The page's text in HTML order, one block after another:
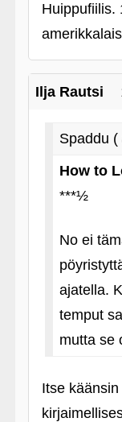
Huippufiilis.
Ilja Rautsi
Spaddu (
How to
***½
No ei
ajatella.
temput
mutta se
Itse